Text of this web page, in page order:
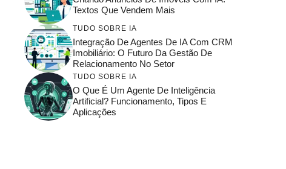
Textos Que Vendem Mais
TUDO SOBRE IA
Integração De Agentes De IA Com CRM
Imobiliário: O Futuro Da Gestão De
Relacionamento No Setor
TUDO SOBRE IA
O Que É Um Agente De Inteligência
Artificial? Funcionamento, Tipos E
Aplicações